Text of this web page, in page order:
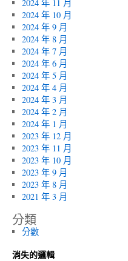
2024 年 11 月
2024 年 10 月
2024 年 9 月
2024 年 8 月
2024 年 7 月
2024 年 6 月
2024 年 5 月
2024 年 4 月
2024 年 3 月
2024 年 2 月
2024 年 1 月
2023 年 12 月
2023 年 11 月
2023 年 10 月
2023 年 9 月
2023 年 8 月
2021 年 3 月
分類
分數
消失的邏輯